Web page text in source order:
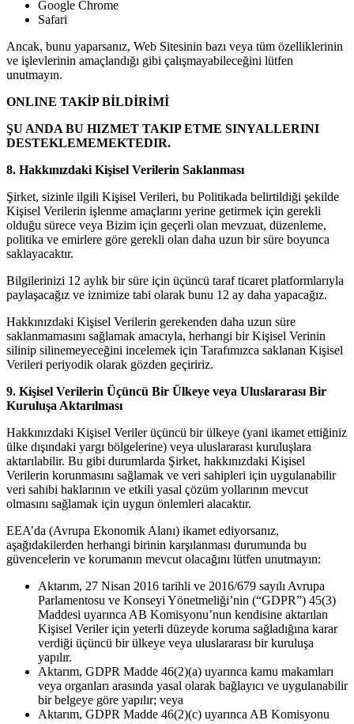
Google Chrome
Safari
Ancak, bunu yaparsanız, Web Sitesinin bazı veya tüm özelliklerinin
ve işlevlerinin amaçlandığı gibi çalışmayabileceğini lütfen
unutmayın.
ONLINE TAKİP BİLDİRİMİ
ŞU ANDA BU HIZMET TAKIP ETME SINYALLERINI
DESTEKLEMEMEKTEDIR.
8. Hakkınızdaki Kişisel Verilerin Saklanması
Şirket, sizinle ilgili Kişisel Verileri, bu Politikada belirtildiği şekilde
Kişisel Verilerin işlenme amaçlarını yerine getirmek için gerekli
olduğu sürece veya Bizim için geçerli olan mevzuat, düzenleme,
politika ve emirlere göre gerekli olan daha uzun bir süre boyunca
saklayacaktır.
Bilgilerinizi 12 aylık bir süre için üçüncü taraf ticaret platformlarıyla
paylaşacağız ve iznimize tabi olarak bunu 12 ay daha yapacağız.
Hakkınızdaki Kişisel Verilerin gerekenden daha uzun süre
saklanmamasını sağlamak amacıyla, herhangi bir Kişisel Verinin
silinip silinemeyeceğini incelemek için Tarafımızca saklanan Kişisel
Verileri periyodik olarak gözden geçiririz.
9. Kişisel Verilerin Üçüncü Bir Ülkeye veya Uluslararası Bir
Kuruluşa Aktarılması
Hakkınızdaki Kişisel Veriler üçüncü bir ülkeye (yani ikamet ettiğiniz
ülke dışındaki yargı bölgelerine) veya uluslararası kuruluşlara
aktarılabilir. Bu gibi durumlarda Şirket, hakkınızdaki Kişisel
Verilerin korunmasını sağlamak ve veri sahipleri için uygulanabilir
veri sahibi haklarının ve etkili yasal çözüm yollarının mevcut
olmasını sağlamak için uygun önlemleri alacaktır.
EEA’da (Avrupa Ekonomik Alanı) ikamet ediyorsanız,
aşağıdakilerden herhangi birinin karşılanması durumunda bu
güvencelerin ve korumanın mevcut olacağını lütfen unutmayın:
Aktarım, 27 Nisan 2016 tarihli ve 2016/679 sayılı Avrupa
Parlamentosu ve Konseyi Yönetmeliği’nin (“GDPR”) 45(3)
Maddesi uyarınca AB Komisyonu’nun kendisine aktarılan
Kişisel Veriler için yeterli düzeyde koruma sağladığına karar
verdiği üçüncü bir ülkeye veya uluslararası bir kuruluşa
yapılır.
Aktarım, GDPR Madde 46(2)(a) uyarınca kamu makamları
veya organları arasında yasal olarak bağlayıcı ve uygulanabilir
bir belgeye göre yapılır; veya
Aktarım, GDPR Madde 46(2)(c) uyarınca AB Komisyonu